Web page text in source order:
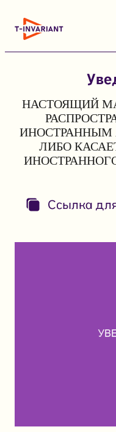
НАСТОЯЩИЙ
ИНОСТРАННЫМ
ЛИБО
Ссылка